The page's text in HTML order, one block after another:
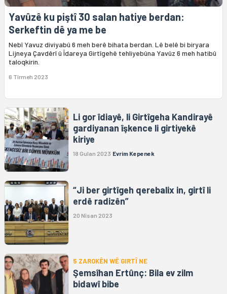
Yavûzê ku piştî 30 salan hatiye berdan:
Serkeftin dê ya me be
Nebî Yavuz diviyabû 6 meh berê bihata berdan. Lê belê bi biryara
Lijneya Çavdêrî û Îdareya Girtîgehê tehliyebûna Yavûz 6 meh hatibû
taloqkirin.
6 Tîrmeh 2023
Li gor îdiayê, li Girtîgeha Kandirayê
gardiyanan îşkence li girtiyekê
kiriye
18 Gulan 2023 Evrim Kepenek
“Ji ber girtîgeh qerebalix in, girtî li
erdê radizên”
20 Nîsan 2023
5 ZAROKÊN WÊ GIRTÎ NE
Şemsîhan Ertûnç: Bila ev zilm
bidawî bibe